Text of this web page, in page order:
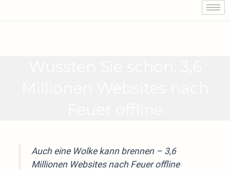
Auch eine Wolke kann brennen – 3,6
Millionen Websites nach Feuer offline